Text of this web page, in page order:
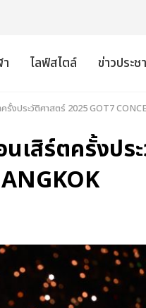
ไลฟ์สไตล์ ข่าวประ
งประวัติศาสตร์ 2025 GOT7
เสิร์ตครั้งปร